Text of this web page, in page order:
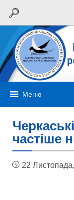
Меню
частіше
22